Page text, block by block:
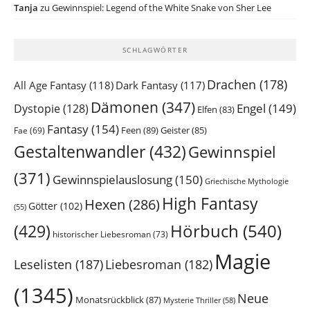
Tanja zu Gewinnspiel: Legend of the White Snake von Sher Lee
SCHLAGWÖRTER
All Age Fantasy (118) Dark Fantasy (117) Drachen (178)
Dystopie(128) Dämonen (347) Elfen (83) Engel (149)
Fae (69) Fantasy(154) Feen (89)Geister(85)
Gestaltenwandler (432)Gewinnspiel
(371) Gewinnspielauslosung(150) Griechische Mythologie
(55) Götter (102) Hexen (286) High Fantasy
(429) historischer Liebesroman(73) Hörbuch (540)
Leselisten (187)Liebesroman (182) Magie
(1345) Monatsrückblick(87) Mysterie Thriller(58) Neue